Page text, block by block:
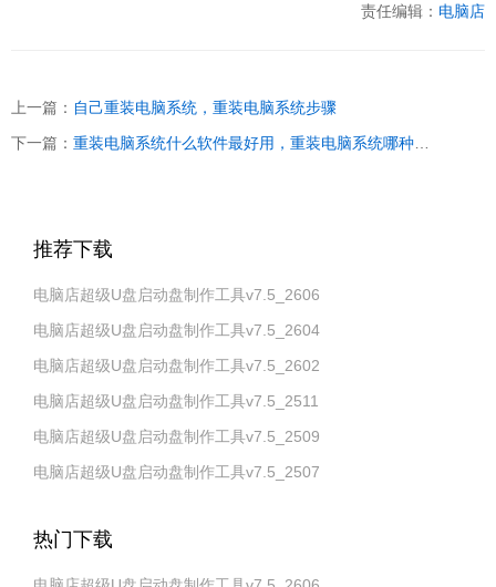
责任编辑： 电脑店
上一篇： 自己重装电脑系统，重装电脑系统步骤
下一篇： 重装电脑系统什么软件最好用，重装电脑系统哪种软件好一点
推荐下载
电脑店超级U盘启动盘制作工具v7.5_2606
电脑店超级U盘启动盘制作工具v7.5_2604
电脑店超级U盘启动盘制作工具v7.5_2602
电脑店超级U盘启动盘制作工具v7.5_2511
电脑店超级U盘启动盘制作工具v7.5_2509
电脑店超级U盘启动盘制作工具v7.5_2507
热门下载